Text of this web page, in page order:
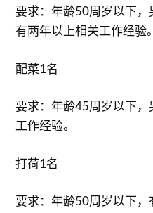
要求：年龄50周岁以下，
有两年以上相关工作经验。
配菜1名
要求：年龄45周岁以下
工作经验。
打荷1名
要求：年龄50周岁以下，